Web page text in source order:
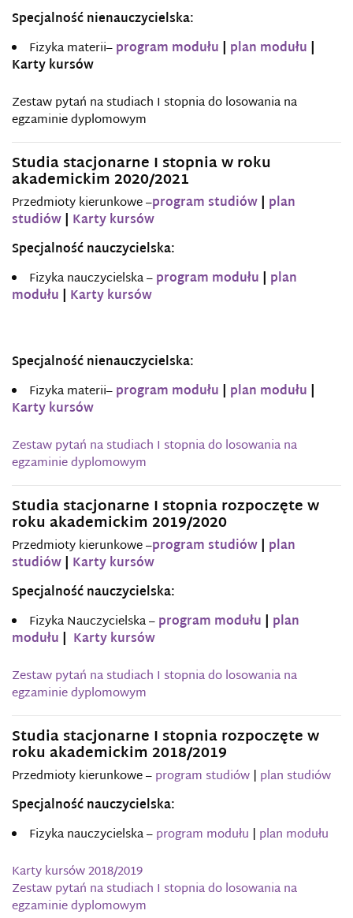
Specjalność nienauczycielska:
Fizyka materii–program modułu plan modułu
Karty kursów
Zestaw pytań na studiach I stopnia do losowania na
egzaminie dyplomowym
Studia stacjonarne I stopnia w roku
akademickim 2020/2021
Przedmioty kierunkowe –program studiów plan
studiów Karty kursów
Specjalność nauczycielska:
Fizyka nauczycielska –program modułu plan
modułu Karty kursów
Specjalność nienauczycielska:
Fizyka materii–program modułu plan modułu
Karty kursów
Zestaw pytań na studiach I stopnia do losowania na
egzaminie dyplomowym
Studia stacjonarne I stopnia rozpoczęte w
roku akademickim 2019/2020
Przedmioty kierunkowe –program studiów plan
studiów Karty kursów
Specjalność nauczycielska:
Fizyka Nauczycielska –program modułu plan
modułu
Karty kursów
Zestaw pytań na studiach I stopnia do losowania na
egzaminie dyplomowym
Studia stacjonarne I stopnia rozpoczęte w
roku akademickim 2018/2019
Przedmioty kierunkowe –program studiów | plan studiów
Specjalność nauczycielska:
Fizyka nauczycielska –program modułu | plan modułu
Karty kursów 2018/2019
Zestaw pytań na studiach I stopnia do losowania na
egzaminie dyplomowym